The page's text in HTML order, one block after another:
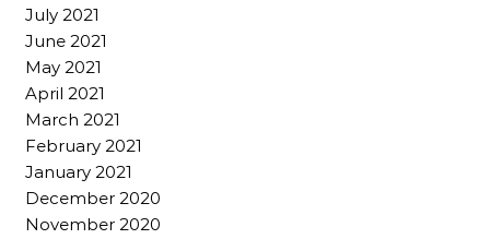
July 2021
June 2021
May 2021
April 2021
March 2021
February 2021
January 2021
December 2020
November 2020